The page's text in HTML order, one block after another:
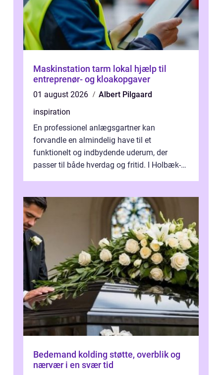
Maskinstation tarm lokal hjælp til
entreprenør- og kloakopgaver
01 august 2026
Albert Pilgaard
inspiration
En professionel anlægsgartner kan
forvandle en almindelig have til et
funktionelt og indbydende uderum, der
passer til både hverdag og fritid. I Holbæk-
Bedemand kolding støtte, overblik og
nærvær i en svær tid